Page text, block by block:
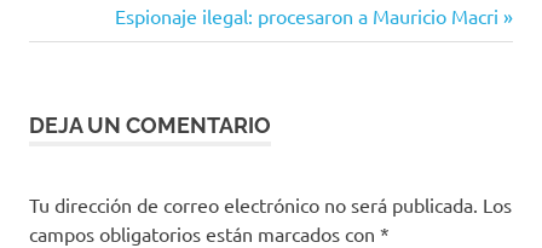
Siguiente
entrada:
Espionaje ilegal: procesaron a Mauricio Macri
DEJA UN COMENTARIO
Tu dirección de correo electrónico no será publicada. Los
campos obligatorios están marcados con *